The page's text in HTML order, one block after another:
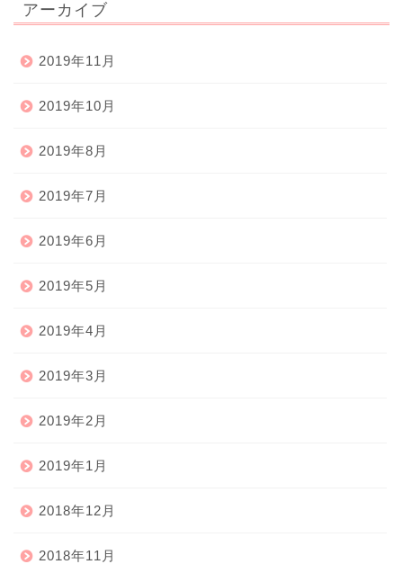
アーカイブ
2019年11月
2019年10月
2019年8月
2019年7月
2019年6月
2019年5月
2019年4月
2019年3月
2019年2月
2019年1月
2018年12月
2018年11月